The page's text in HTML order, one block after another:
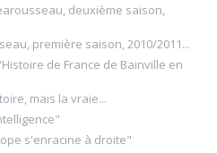
deuxième saison,
première saison, 2010/2011...
de France de Bainville en
mais la vraie...
s'enracine à droite"